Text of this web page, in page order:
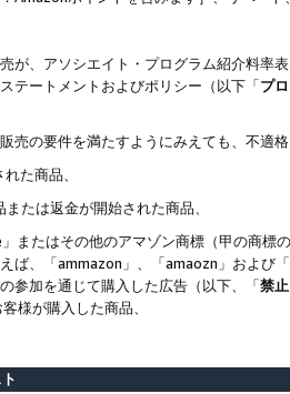
が、アソシエイト・プログラム紹介料率
テートメントおよびポリシー（以下「プ
売の要件を満たすようにみえても、不適
た商品、
たは返金が開始された商品、
またはその他のアマゾン商標（甲の商
ば、「ammazon」、「amaozn」および
参加を通じて購入した広告（以下、「禁
様が購入した商品、